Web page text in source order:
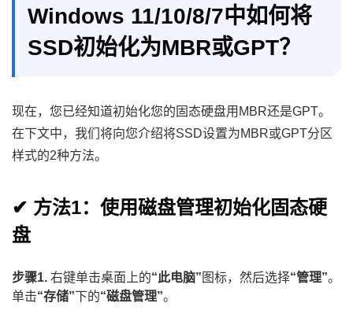
Windows 11/10/8/7中如何将
SSD初始化为MBR或GPT？
现在，您已经知道初始化您的固态硬盘用MBR还是GPT。
在下文中，我们将向您介绍将SSD设置为MBR或GPT分区
样式的2种方法。
✔ 方法1：使用磁盘管理初始化固态硬
盘
步骤1. 右键单击桌面上的“此电脑” 图标，然后选择“管理”。
单击“存储”下的“磁盘管理”。